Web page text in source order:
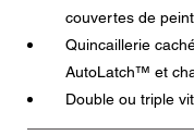
couvertes de
Quincaillerie
AutoLatch™ et
Double ou triple